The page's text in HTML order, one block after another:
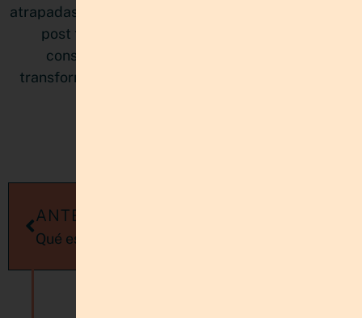
atrapadas en proyectos que compiten entre sí. Este
post te muestra cómo priorizar de manera
consciente, proteger tu energía mental y
transformar la sensación de atraso en verdadero
ANTERIORES